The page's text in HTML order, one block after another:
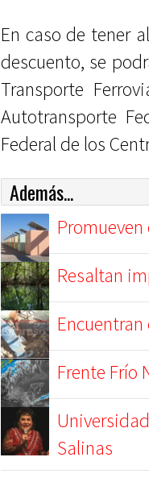
En caso de tener
descuento, se
Transporte
Autotransporte
Federal de los
Además...
Resaltan
Frente Frío
Salinas